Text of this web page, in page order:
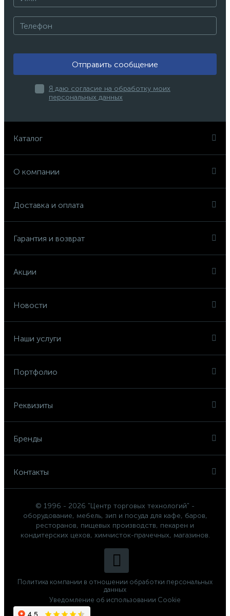
Отправить сообщение
Я даю согласие на обработку моих
персональных данных
Каталог
О компании
Доставка и оплата
Гарантия и возврат
Акции
Новости
Наши услуги
Портфолио
Реквизиты
Бренды
Контакты
© 1996 - 2026 "Центр торговых технологий" -
оборудование, мебель, зип и посуда для кафе, баров,
ресторанов, пищевых производств, пекарен и
кондитерских цехов, химчисток-прачечных, магазинов.
Политика компании в отношении обработки персональных
данных
Уведомление об использовании Cookie